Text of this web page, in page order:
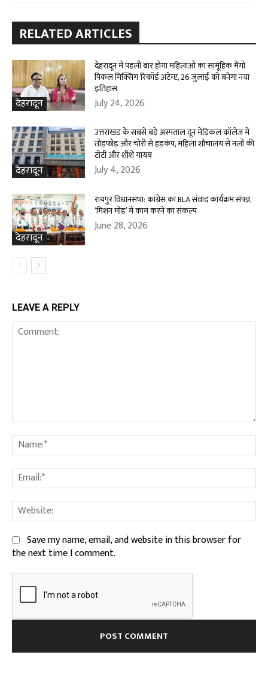
RELATED ARTICLES
देहरादून
देहरादून में पहली बार होगा महिलाओं का सामूहिक मैंगो
पिकल मिक्सिंग रिकॉर्ड अटेम्प्ट, 26 जुलाई को बनेगा नया
इतिहास
July 24, 2026
देहरादून
उत्तराखंड के सबसे बड़े अस्पताल दून मेडिकल कॉलेज में
तोड़फोड़ और चोरी से हड़कंप, महिला शौचालय से नलों की
टोंटी और शीशे गायब
July 4, 2026
देहरादून
रायपुर विधानसभा: कांग्रेस का BLA संवाद कार्यक्रम संपन्न,
‘मिशन मोड’ में काम करने का संकल्प
June 28, 2026
LEAVE A REPLY
Comment:
Save my name, email, and website in this browser for
the next time I comment.